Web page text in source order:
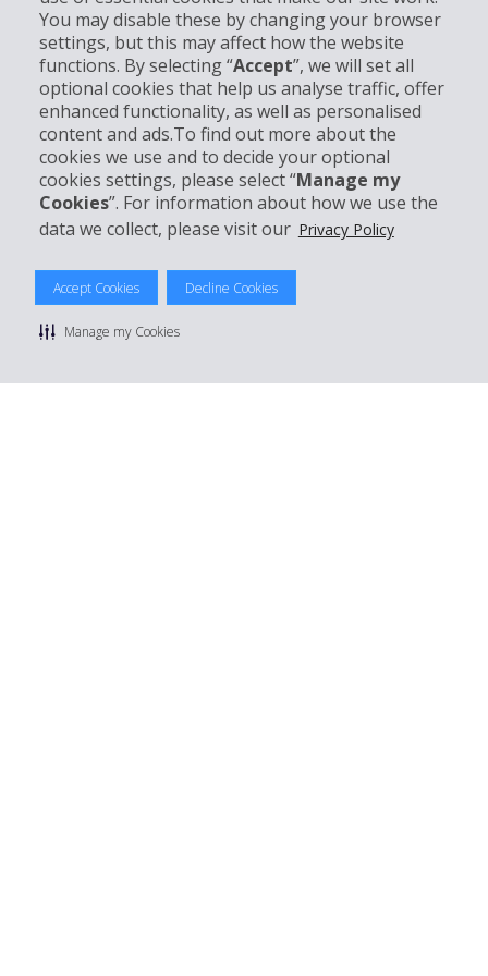
You may disable these by changing your browser
settings, but this may affect how the website
functions. By selecting “Accept”, we will set all
optional cookies that help us analyse traffic, offer
enhanced functionality, as well as personalised
content and ads.To find out more about the
cookies we use and to decide your optional
cookies settings, please select “Manage my
Cookies”. For information about how we use the
data we collect, please visit our Privacy Policy
Accept Cookies Decline Cookies
Manage my Cookies
Entreprise
Support client
Réserver avec Hertz
© 2026 The Hertz System, Inc.
Politique de confidentialité | Conditions d'utilisation du site
Conditions de location |